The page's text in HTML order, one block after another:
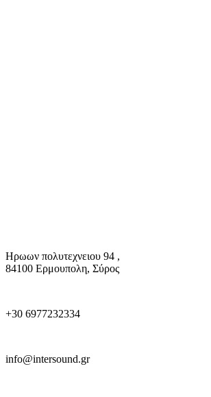
Ηρωων πολυτεχνειου 94 ,
84100 Ερμουπολη, Σύρος
+30 6977232334
info@intersound.gr